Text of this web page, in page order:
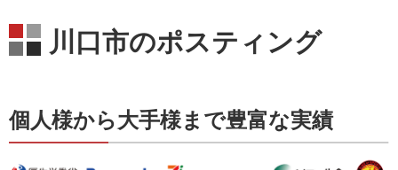
川口市のポスティング
個人様から大手様まで豊富な実績